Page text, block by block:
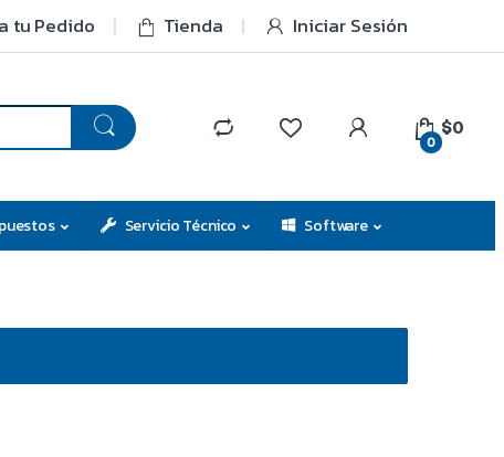
tu Pedido Tienda Iniciar Sesión
0
$0
Servicio Técnico Software